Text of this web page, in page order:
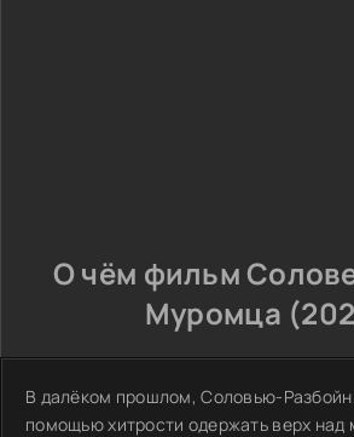
О чём фильм
Муромца
В далёком прошлом, Соловью-
помощью хитрости одержать верх над